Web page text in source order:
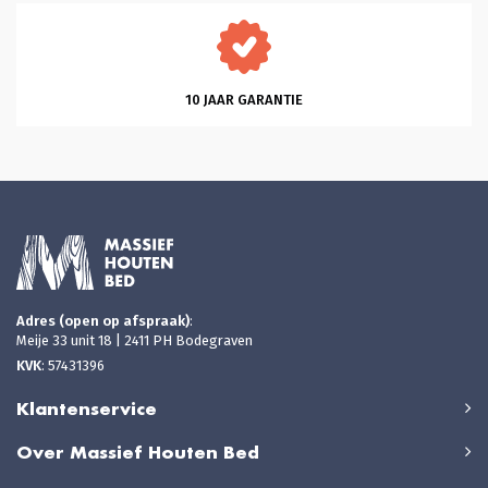
10 JAAR GARANTIE
Adres (open op afspraak):
Meije 33 unit 18 | 2411 PH Bodegraven
KVK: 57431396
Klantenservice
Over Massief Houten Bed